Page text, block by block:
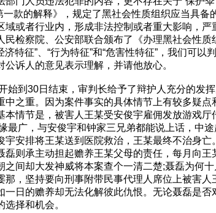
一款的解释》，规定了黑社会性质组织应当具
域或者行业内，形成非法控制或者重大影响，
民检察院、公安部联合颁布了《办理黑社会性
济特征”、“行为特征”和“危害性特征”，我们可
公诉人的意见表示理解，并请他放心。
始到30日结束，审判长给予了辩护人充分的发
中之重。因为案件事实的具体情节上有较多疑
本情节是，被害人王某受安俊宇雇佣发放游戏
最广，与安俊宇和钟家三兄弟都能说上话，中
宇安排将王某送到医院救治，王某最终不治身
磊则承主动担起赡养王某父母的责任，每月向
之间却大发神威将本案查个一清二楚;聂磊为何
那，坚持要向刑事附带民事代理人席位上被害
一日的赡养却无法化解彼此仇恨。无论聂磊是
择和机会。